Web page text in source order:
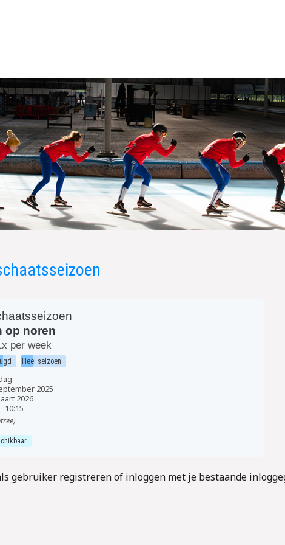
op noren
per week
Heel seizoen
2025
2026
- 10:15
gebruiker registreren of inloggen met je bestaande